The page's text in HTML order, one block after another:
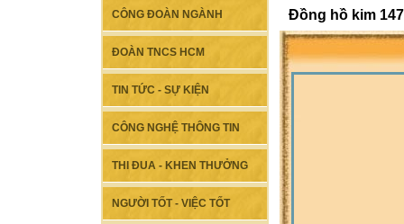
CÔNG ĐOÀN NGÀNH
ĐOÀN TNCS HCM
TIN TỨC - SỰ KIỆN
CÔNG NGHỆ THÔNG TIN
THI ĐUA - KHEN THƯỞNG
NGƯỜI TỐT - VIỆC TỐT
Đồng hồ kim